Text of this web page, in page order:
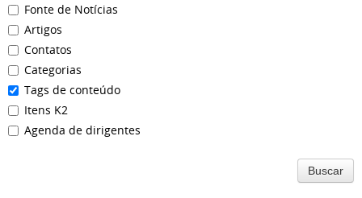
Fonte de Notícias
Artigos
Contatos
Categorias
Tags de conteúdo
Itens K2
Agenda de dirigentes
Buscar